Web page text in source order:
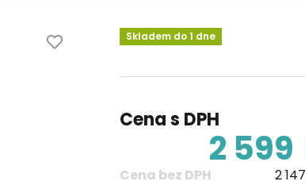
Skladem do 1 dne
Cena s DPH
2 599
Cena bez DPH 2